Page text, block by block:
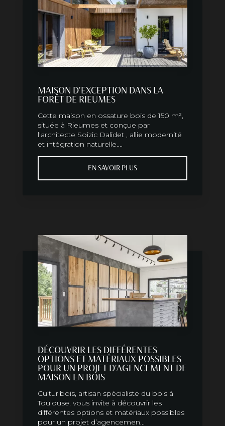
MAISON D'EXCEPTION DANS LA
FORÊT DE RIEUMES
Cette maison en ossature bois de 150 m²,
située à Rieumes et conçue par
l'architecte Soizic Dalidet , allie modernité
et intégration naturelle....
EN SAVOIR PLUS
DÉCOUVRIR LES DIFFÉRENTES
OPTIONS ET MATÉRIAUX POSSIBLES
POUR UN PROJET D'AGENCEMENT DE
MAISON EN BOIS
Cultur'bois, artisan spécialiste du bois à
Toulouse, vous invite à découvrir les
différentes options et matériaux possibles
pour un projet d’agencemen...